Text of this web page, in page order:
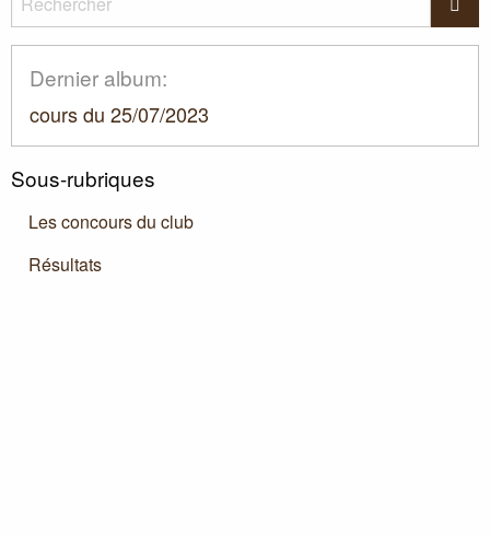
Dernier album:
cours du 25/07/2023
Sous-rubriques
Les concours du club
Résultats